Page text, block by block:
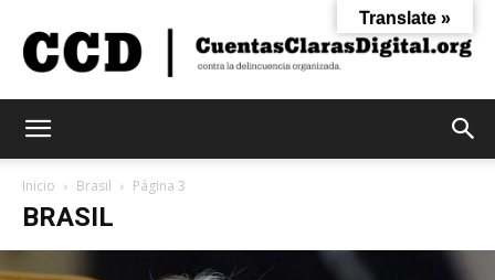
Claras
Inicio Brasil Página 3
BRASIL
Translate »